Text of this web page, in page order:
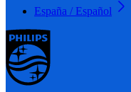
España / Español